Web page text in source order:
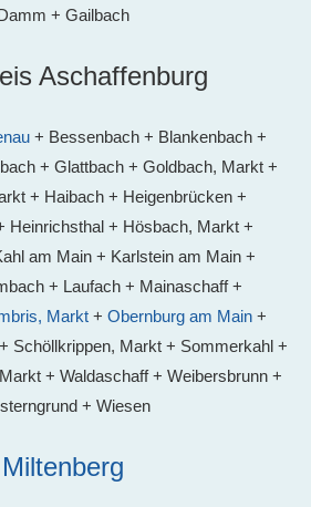
+ Gailbach
Aschaffenburg
+ Bessenbach + Blankenbach +
+ Glattbach + Goldbach, Markt +
+ Haibach + Heigenbrücken +
Heinrichsthal + Hösbach, Markt +
am Main + Karlstein am Main +
+ Laufach + Mainaschaff +
Markt+ Obernburg am Main+
Schöllkrippen, Markt + Sommerkahl +
+ Waldaschaff + Weibersbrunn +
+ Wiesen
Miltenberg